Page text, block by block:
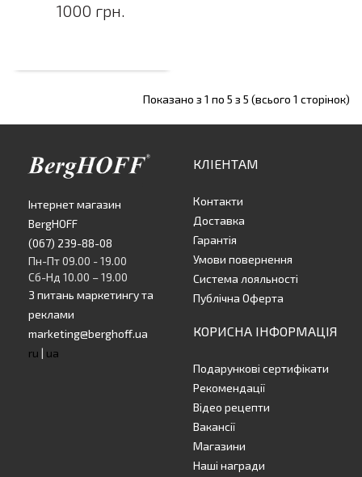
1000 грн.
Показано з 1 по 5 з 5 (всього 1 сторінок)
Інтернет магазин
BergHOFF
(067) 239-88-08
Пн-Пт 09.00 - 19.00
Сб-Нд 10.00 – 19.00
З питань маркетингу та
реклами
marketing@berghoff.ua
ru | ua
КЛІЕНТАМ
Контакти
Доставка
Гарантія
Умови повернення
Система лояльності
Публічна Оферта
КОРИСНА ІНФОРМАЦІЯ
Подарункові сертифікати
Рекомендації
Відео рецепти
Вакансії
Магазини
Наші награди